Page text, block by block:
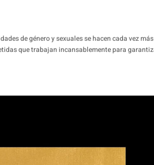
de género y sexuales se hacen cada vez más
que trabajan incansablemente para